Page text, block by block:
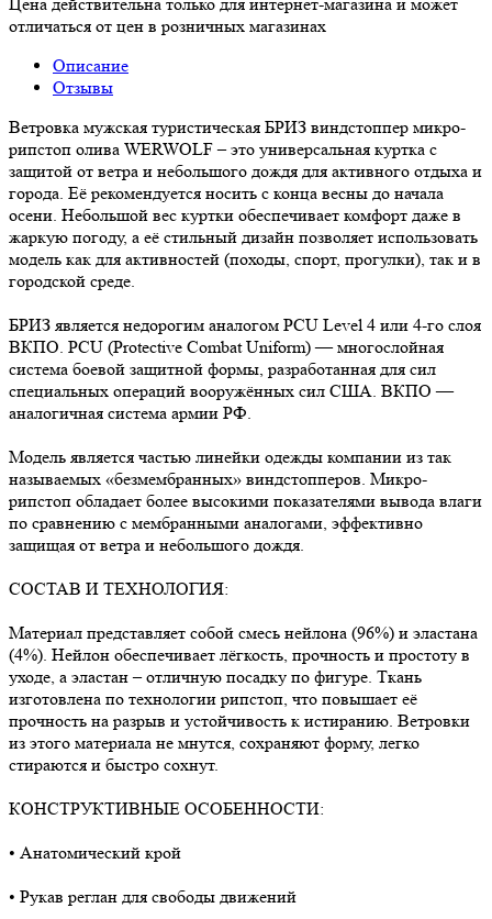
отличаться от цен в розничных магазинах
Описание
Отзывы
Ветровка мужская туристическая БРИЗ виндстоппер микро-
рипстоп олива WERWOLF – это универсальная куртка с
защитой от ветра и небольшого дождя для активного отдыха и
города. Её рекомендуется носить с конца весны до начала
осени. Небольшой вес куртки обеспечивает комфорт даже в
жаркую погоду, а её стильный дизайн позволяет использовать
модель как для активностей (походы, спорт, прогулки), так и в
городской среде.
БРИЗ является недорогим аналогом PCU Level 4 или 4-го слоя
ВКПО. PCU (Protective Combat Uniform) — многослойная
система боевой защитной формы, разработанная для сил
специальных операций вооружённых сил США. ВКПО —
аналогичная система армии РФ.
Модель является частью линейки одежды компании из так
называемых «безмембранных» виндстопперов. Микро-
рипстоп обладает более высокими показателями вывода влаги
по сравнению с мембранными аналогами, эффективно
защищая от ветра и небольшого дождя.
СОСТАВ И ТЕХНОЛОГИЯ:
Материал представляет собой смесь нейлона (96%) и эластана
(4%). Нейлон обеспечивает лёгкость, прочность и простоту в
уходе, а эластан – отличную посадку по фигуре. Ткань
изготовлена по технологии рипстоп, что повышает её
прочность на разрыв и устойчивость к истиранию. Ветровки
из этого материала не мнутся, сохраняют форму, легко
стираются и быстро сохнут.
КОНСТРУКТИВНЫЕ ОСОБЕННОСТИ:
• Анатомический крой
• Рукав реглан для свободы движений